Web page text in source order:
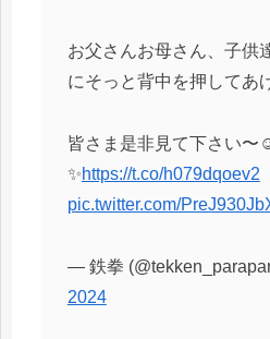
お父さんお母さん、子供
にそっと背中を押してあ
皆さま是非見て下さい〜
✨https://t.co/h079dqoev2
pic.twitter.com/
— 鉄拳
2024